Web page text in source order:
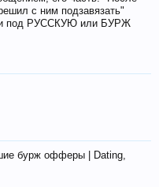
с ним подзавязать"
под РУССКУЮ или БУРЖ
бурж офферы | Dating,